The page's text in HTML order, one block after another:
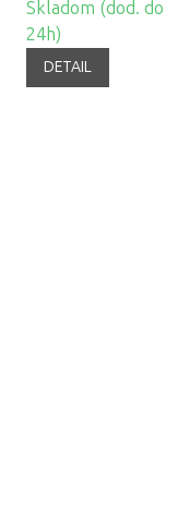
Skladom (dod. do
24h)
DETAIL